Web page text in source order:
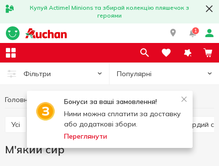
Купуй Actimel Minions та збирай колекцію пляшечок з
героями
1
Фільтри Популярні
Бонуси за ваші замовлення!
Ними можна сплатити за доставку
або додаткові збори.
Переглянути
Головна Яйця та молочні продукти Сир М'який сир
Усі Твердий сир Плавлений сир Напівтвердий
М'який сир